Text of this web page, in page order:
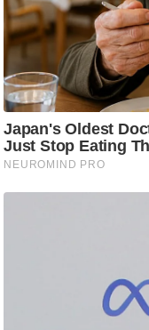
फि
ट
ने
स
त्रा
रि
ले